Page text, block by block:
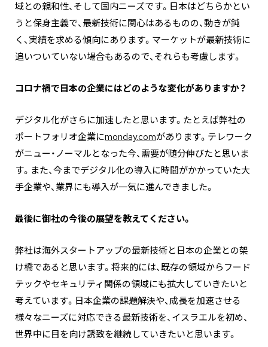
域との親和性、そして国内ニーズです。日本はどちらかとい
うと保身主義で、最新技術に関心はあるものの、動きが鈍
く、実績を求める傾向にあります。マーケットが最新技術に
追いついていない場合もあるので、それらも考慮します。
―――コロナ禍で日本の企業にはどのような変化がありますか？
デジタル化がさらに加速したと思います。たとえば弊社の
ポートフォリオ企業にmonday.comがあります。テレワーク
がニュー・ノーマルとなった今、需要が随分伸びたと思いま
す。また、今までデジタル化の導入に時間がかかっていた大
手企業や、業界にも導入が一気に進んできました。
―――最後に御社の今後の展望を教えてください。
弊社は海外スタートアップの最新技術と日本の企業との架
け橋であると思います。将来的には、既存の領域からフード
テックやセキュリティ関係の領域にも拡大していきたいと
考えています。日本企業の課題解決や、成長を加速させる
様々なニーズに対応できる最新技術を、イスラエルを初め、
世界中に目を向け誘致を継続していきたいと思います。